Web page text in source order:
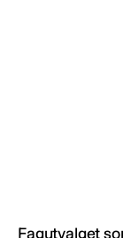
Fagutvalget